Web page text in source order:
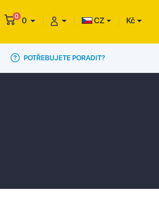
0 0 CZ Kč
POTŘEBUJETE PORADIT?